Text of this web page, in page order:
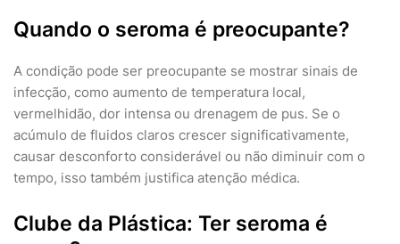
Quando o seroma é preocupante?
A condição pode ser preocupante se mostrar sinais de
infecção, como aumento de temperatura local,
vermelhidão, dor intensa ou drenagem de pus. Se o
acúmulo de fluidos claros crescer significativamente,
causar desconforto considerável ou não diminuir com o
tempo, isso também justifica atenção médica.
Clube da Plástica: Ter seroma é